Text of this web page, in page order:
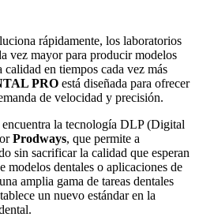
rápidamente, los laboratorios
vez mayor para producir modelos
en tiempos cada vez más
PRO está diseñada para ofrecer
de velocidad y precisión.
la tecnología DLP (Digital
Prodways, que permite a
sin sacrificar la calidad que esperan
modelos dentales o aplicaciones de
amplia gama de tareas dentales
un nuevo estándar en la